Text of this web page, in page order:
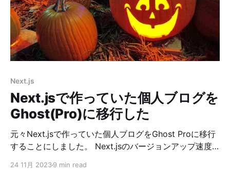
Next.js
Next.jsで作っていた個人ブログを
Ghost(Pro)に移行した
元々Next.jsで作っていた個人ブログをGhost Proに移行
することにしました。 Next.jsのバージョンアップ速度
ところに、久々に記事を書いたらビルド出来なくなって
24 11月 20239 min read